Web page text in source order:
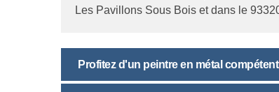
Les Pavillons Sous Bois et dans le
Profitez d'un peintre en métal